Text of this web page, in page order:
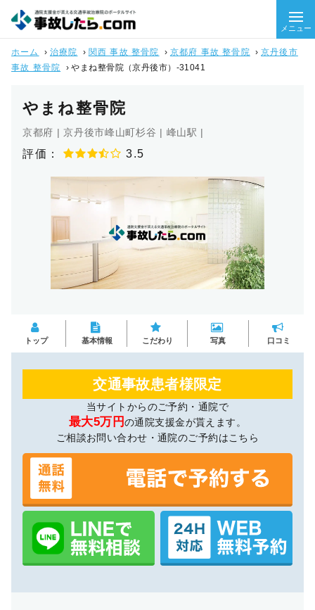
メニュー
ホーム › 治療院 › 関西 事故 整骨院 › 京都府 事故 整骨院 ›京丹後市
事故 整骨院
›やまね整骨院（京丹後市）-31041
やまね整骨院
京都府 | 京丹後市峰山町杉谷 | 峰山駅 |
評価： 3.5
トップ 基本情報 こだわり 写真 口コミ
交通事故患者様限定
当サイトからのご予約・通院で
最大5万円の通院支援金が貰えます。
ご相談お問い合わせ・通院のご予約はこちら